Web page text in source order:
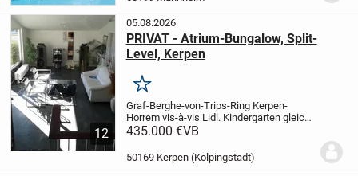
12
05.08.2026
PRIVAT - Atrium-Bungalow, Split-
Level, Kerpen
Merken
Graf-Berghe-von-Trips-RingKerpen-
Horrem vis-à-vis Lidl. Kindergarten gleich
um dieEcke und‍ schöner Spielplatz
Bußhaltestelle in alleRichtungen nur...
435.000 €VB
50169 Kerpen (Kolpingstadt)